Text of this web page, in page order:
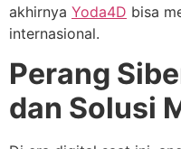
akhirnya Yoda4D bisa
internasional.
Perang
dan Solusi